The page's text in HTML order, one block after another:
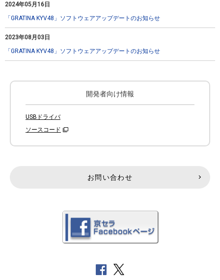
2024年05月16日
「GRATINA KYV48」ソフトウェアアップデートのお知らせ
2023年08月03日
「GRATINA KYV48」ソフトウェアアップデートのお知らせ
開発者向け情報
USBドライバ
ソースコード
お問い合わせ